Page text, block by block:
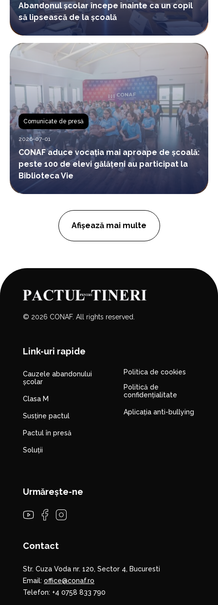
Abandonul școlar începe înainte ca un copil
să lipsească de la școală
Comunicate de presă
2026-07-01
CONAF aduce vocația mai aproape de școală:
peste 100 de elevi gălățeni au participat la
Biblioteca Vie
Afișează mai multe
© 2026 CONAF. All rights reserved.
Link-uri rapide
Cauzele abandonului
școlar
Clasa M
Susține pactul
Pactul în presă
Soluții
Politica de cookies
Politică de
confidențialitate
Aplicația anti-bullying
Urmărește-ne
Contact
Str. Cuza Voda nr. 120, Sector 4, Bucuresti
Email: office@conaf.ro
Telefon: +4 0758 833 790